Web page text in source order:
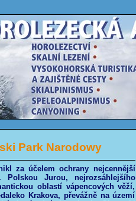
Park Narodowy
za účelem ochrany nejcennější
Jurou, nejrozsáhlejšího
oblastí vápencových věží,
Krakova, převážně na území